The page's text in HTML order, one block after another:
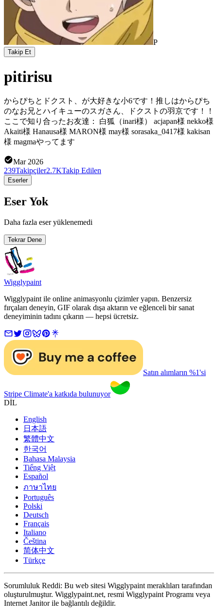
P
Takip Et
pitirisu
からぴちとドクスト、が大好きな小6です！推しはからぴち
のなお兄とハイキューのスガさん、ドクストの羽京です！！
ここで知り合ったお友達： 白狐（inari様） acjapan様 nekko様
Akaiti様 Hanausa様 MARON様 may様 sorasaka_0417様 kakisan
様 magmaやってます
Mar 2026
239Takipçiler2.7KTakip Edilen
Eserler
Eser Yok
Daha fazla eser yüklenemedi
Tekrar Dene
Wigglypaint
Wigglypaint ile online animasyonlu çizimler yapın. Benzersiz
fırçaları deneyin, GIF olarak dışa aktarın ve eğlenceli bir sanat
deneyiminin tadını çıkarın — hepsi ücretsiz.
Satın alımların %1'si
Stripe Climate'a katkıda bulunuyor
DİL
English
日本語
繁體中文
한국어
Bahasa Malaysia
Tiếng Việt
Español
ภาษาไทย
Português
Polski
Deutsch
Français
Italiano
Čeština
简体中文
Türkçe
Sorumluluk Reddi: Bu web sitesi Wigglypaint meraklıları tarafından
oluşturulmuştur. Wigglypaint.net, resmi Wigglypaint Programı veya
Internet Janitor ile bağlantılı değildir.